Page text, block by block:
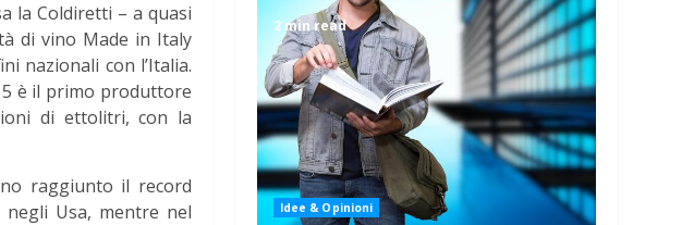
la Coldiretti – a quasi
di vino Made in Italy
nazionali con l’Italia.
è il primo produttore
di ettolitri, con la
raggiunto il record
Usa, mentre nel
2 min read
Idee & Opinioni